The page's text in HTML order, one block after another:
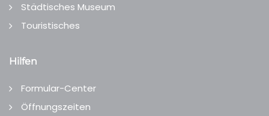
Städtisches Museum
Touristisches
Hilfen
Formular-Center
Öffnungszeiten